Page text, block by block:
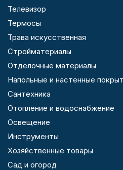
Телевизор
Термосы
Трава искусственная
Стройматериалы
Отделочные материалы
Напольные и настенные
Сантехника
Отопление и водоснабжение
Освещение
Инструменты
Хозяйственные товары
Сад и огород